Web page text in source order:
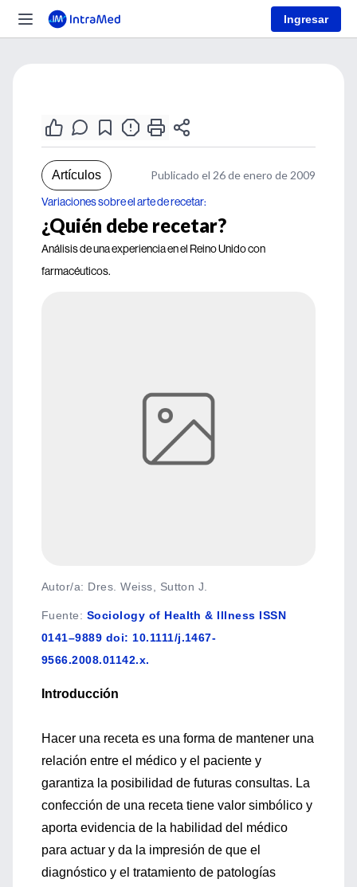
Ingresar
Artículos Publicado el 26 de enero de 2009
Variaciones sobre el arte de recetar:
¿Quién debe recetar?
Análisis de una experiencia en el Reino Unido con
farmacéuticos.
Autor/a: Dres. Weiss, Sutton J.
Fuente: Sociology of Health & Illness ISSN
0141–9889 doi: 10.1111/j.1467-
9566.2008.01142.x.
Introducción
Hacer una receta es una forma de mantener una
relación entre el médico y el paciente y
garantiza la posibilidad de futuras consultas. La
confección de una receta tiene valor simbólico y
aporta evidencia de la habilidad del médico
para actuar y da la impresión de que el
diagnóstico y el tratamiento de patologías